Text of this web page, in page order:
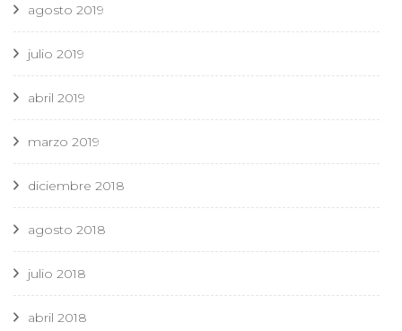
agosto 2019
julio 2019
abril 2019
marzo 2019
diciembre 2018
agosto 2018
julio 2018
abril 2018